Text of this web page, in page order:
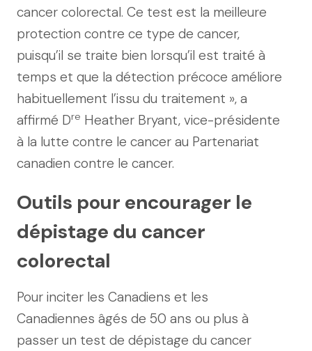
cancer colorectal. Ce test est la meilleure
protection contre ce type de cancer,
puisqu’il se traite bien lorsqu’il est traité à
temps et que la détection précoce améliore
habituellement l’issu du traitement », a
affirmé Dre Heather Bryant, vice-présidente
à la lutte contre le cancer au Partenariat
canadien contre le cancer.
Outils pour encourager le
dépistage du cancer
colorectal
Pour inciter les Canadiens et les
Canadiennes âgés de 50 ans ou plus à
passer un test de dépistage du cancer